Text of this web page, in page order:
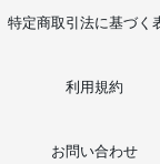
特定商取引法に基づく
利用規約
お問い合わせ